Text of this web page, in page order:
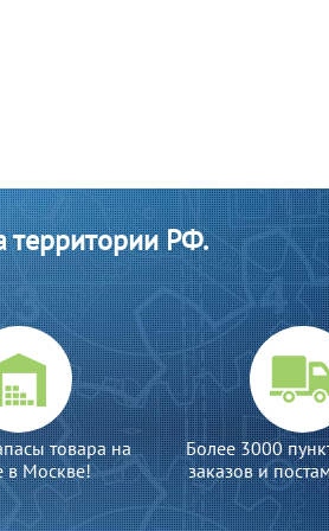
территории РФ.
товара на
в Москве!
Более 3000
заказов и